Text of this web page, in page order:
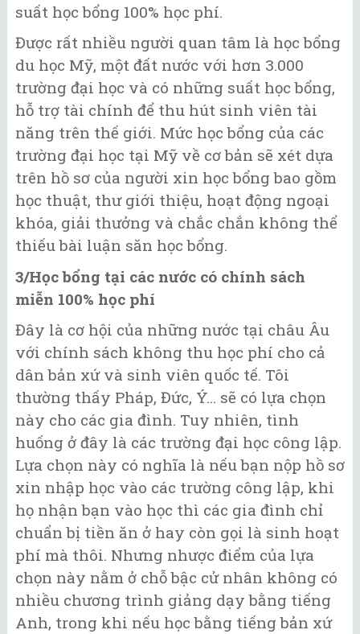
suất học bổng 100% học phí.
Được rất nhiều người quan tâm là học bổng
du học Mỹ, một đất nước với hơn 3.000
trường đại học và có những suất học bổng,
hỗ trợ tài chính để thu hút sinh viên tài
năng trên thế giới. Mức học bổng của các
trường đại học tại Mỹ về cơ bản sẽ xét dựa
trên hồ sơ của người xin học bổng bao gồm
học thuật, thư giới thiệu, hoạt động ngoại
khóa, giải thưởng và chắc chắn không thể
thiếu bài luận săn học bổng.
3/Học bổng tại các nước có chính sách
miễn 100% học phí
Đây là cơ hội của những nước tại châu Âu
với chính sách không thu học phí cho cả
dân bản xứ và sinh viên quốc tế. Tôi
thường thấy Pháp, Đức, Ý... sẽ có lựa chọn
này cho các gia đình. Tuy nhiên, tình
huống ở đây là các trường đại học công lập.
Lựa chọn này có nghĩa là nếu bạn nộp hồ sơ
xin nhập học vào các trường công lập, khi
họ nhận bạn vào học thì các gia đình chỉ
chuẩn bị tiền ăn ở hay còn gọi là sinh hoạt
phí mà thôi. Nhưng nhược điểm của lựa
chọn này nằm ở chỗ bậc cử nhân không có
nhiều chương trình giảng dạy bằng tiếng
Anh, trong khi nếu học bằng tiếng bản xứ